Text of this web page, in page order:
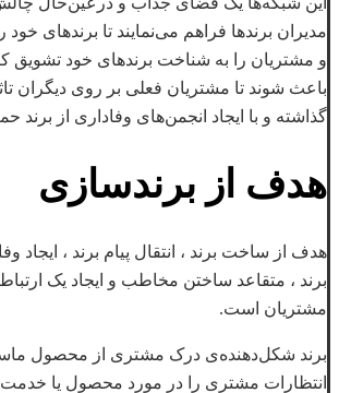
مدیران برندها فراهم می‌نمایند تا برندهای
و مشتریان را به شناخت برندهای خود تشویق
باعث شوند تا مشتریان فعلی بر روی دیگران
گذاشته و با ایجاد انجمن‌های وفاداری از برند
هدف از برندسازی
هدف از ساخت برند ، انتقال پیام برند ، ایجاد
برند ، متقاعد ساختن مخاطب و ایجاد یک
مشتریان است.
برند شکل‌دهنده‌ی درک مشتری از محصول
انتظارات مشتری را در مورد محصول یا خدمت